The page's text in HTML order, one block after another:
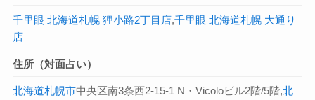
千里眼 北海道札幌 狸小路2丁目店,千里眼 北海道札幌 大通り
店
住所（対面占い）
北海道札幌市中央区南3条西2-15-1 N・Vicoloビル2階/5階,北